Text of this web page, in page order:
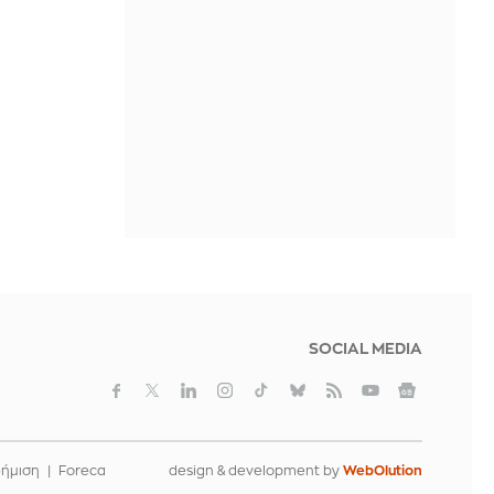
SOCIAL MEDIA
Foreca design & development by WebOlution